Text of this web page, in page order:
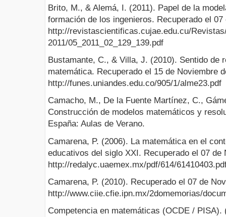
Brito, M., & Alemá, I. (2011). Papel de la
formación de los ingenieros. Recuperado el
http://revistascientificas.cujae.edu.cu/
2011/05_2011_02_129_139.pdf
Bustamante, C., & Villa, J. (2010). Sentido de
matemática. Recuperado el 15 de Noviembre
http://funes.uniandes.edu.co/905/1/alme23.pdf
Camacho, M., De la Fuente Martínez, C.,
Construcción de modelos matemáticos y
España: Aulas de Verano.
Camarena, P. (2006). La matemática en el
educativos del siglo XXI. Recuperado el 07 de
http://redalyc.uaemex.mx/pdf/614/
Camarena, P. (2010). Recuperado el 07 de
http://www.ciie.cfie.ipn.mx/2domemorias/
Competencia en matemáticas (OCDE / PISA).